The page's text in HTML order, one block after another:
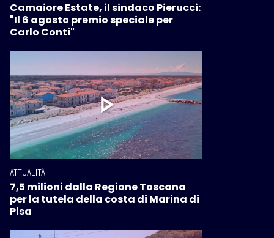
Camaiore Estate, il sindaco Pierucci:
"Il 6 agosto premio speciale per
Carlo Conti"
ATTUALITÀ
7,5 milioni dalla Regione Toscana
per la tutela della costa di Marina di
Pisa